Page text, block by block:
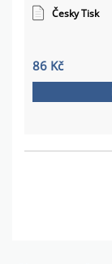
Česky Tisk
86 Kč